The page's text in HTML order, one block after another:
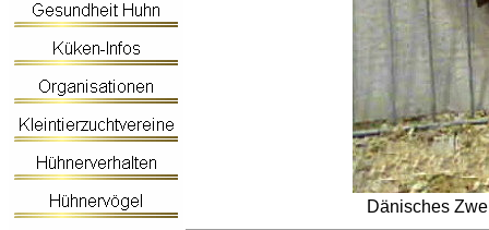
Dänisches